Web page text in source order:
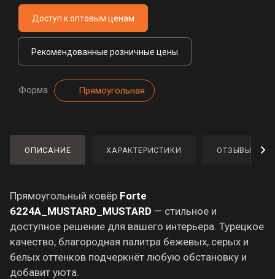
Доступ к оптовым ценам
Рекомендованные розничные цены
Форма Прямоугольная
ОПИСАНИЕ ХАРАКТЕРИСТИКИ ОТЗЫВЫ
Прямоугольный ковёр Forte
6224A_MUSTARD_MUSTARD — стильное и
доступное решение для вашего интерьера. Турецкое
качество, благородная палитра бежевых, серых и
белых оттенков подчеркнёт любую обстановку и
добавит уюта.